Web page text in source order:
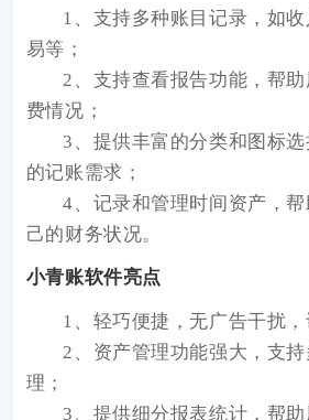
1、支持多种账目记录，如
易等；
2、支持查看报告功能，帮
费情况；
3、提供丰富的分类和图标
的记账需求；
4、记录和管理时间资产，
己的财务状况。
小青账软件亮点
1、轻巧便捷，无广告干扰，
2、资产管理功能强大，支
理；
3、提供细分报表统计，帮